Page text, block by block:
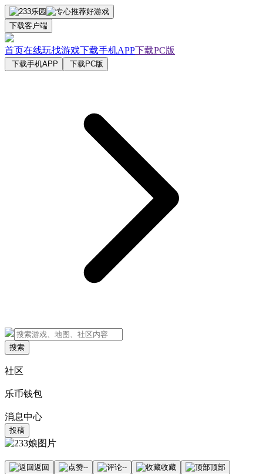
下载客户端
首页在线玩找游戏下载手机APP下载PC版
下载手机APP 下载PC版
搜索
社区
乐币钱包
消息中心
投稿
返回 -- -- 收藏 顶部